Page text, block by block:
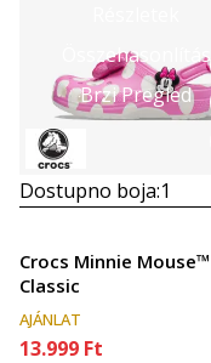
Összehasonlítás
Brzi Pregled
Dostupno boja:1
Crocs Minnie Mouse™
Classic
AJÁNLAT
13.999 Ft